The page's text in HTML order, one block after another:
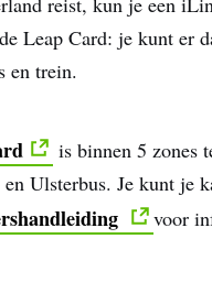
Leap Card: je kunt er
en trein.
is binnen 5 zones
Ulsterbus. Je kunt je
voor